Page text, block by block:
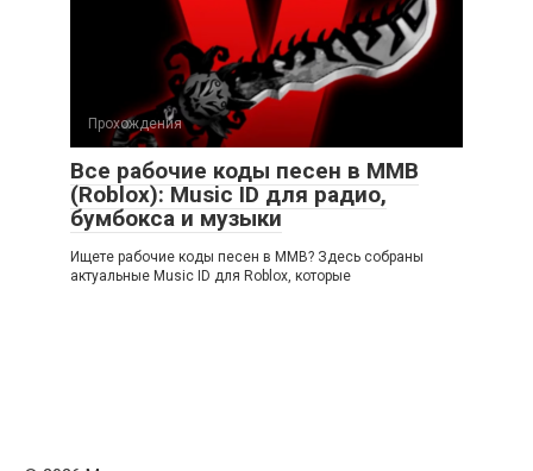
Прохождения
Все рабочие коды песен в ММВ
(Roblox): Music ID для радио,
бумбокса и музыки
Ищете рабочие коды песен в ММВ? Здесь собраны
актуальные Music ID для Roblox, которые